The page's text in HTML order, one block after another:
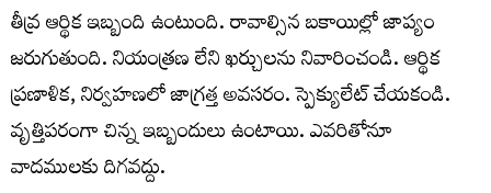
తీవ్ర ఆర్థిక ఇబ్బంది ఉంటుంది. రావాల్సిన బకాయిల్లో జాప్యం
జరుగుతుంది. నియంత్రణ లేని ఖర్చులను నివారించండి. ఆర్థిక
ప్రణాళిక, నిర్వహణలో జాగ్రత్త అవసరం. స్పెక్యులేట్‌ చేయకండి.
వృత్తిపరంగా చిన్న ఇబ్బందులు ఉంటాయి. ఎవరితోనూ
వాదములకు దిగవద్దు.